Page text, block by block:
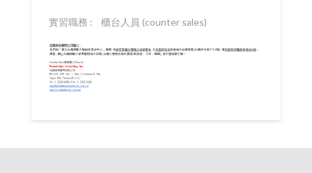
實習職務 : 櫃台人員 (counter sales)